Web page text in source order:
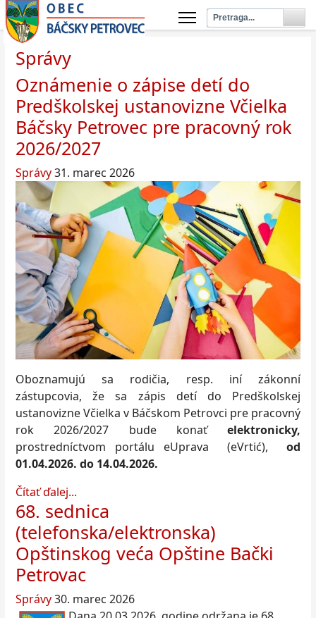
Správy
Oznámenie o zápise detí do
Predškolskej ustanovizne Včielka
Báčsky Petrovec pre pracovný rok
2026/2027
Správy31. marec 2026
Oboznamujú sa rodičia, resp. iní zákonní
zástupcovia, že sa zápis detí do Predškolskej
ustanovizne Včielka v Báčskom Petrovci pre pracovný
rok 2026/2027 bude konať elektronicky,
prostredníctvom portálu eUprava (eVrtić), od
01.04.2026. do 14.04.2026.
Čítať ďalej...
68. sednica
(telefonska/elektronska)
Opštinskog veća Opštine Bački
Petrovac
Správy30. marec 2026